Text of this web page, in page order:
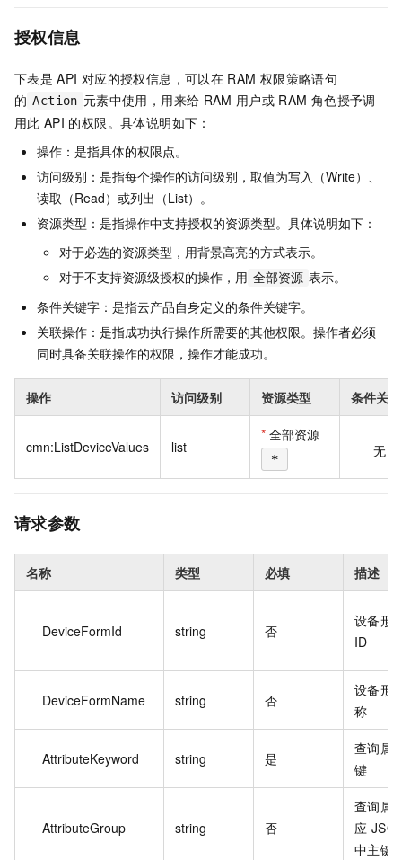
授权信息
下表是 API 对应的授权信息，可以在 RAM 权限策略语句
的 Action 元素中使用，用来给 RAM 用户或 RAM 角色授予调
用此 API 的权限。具体说明如下：
操作：是指具体的权限点。
访问级别：是指每个操作的访问级别，取值为写入（Write）、
读取（Read）或列出（List）。
资源类型：是指操作中支持授权的资源类型。具体说明如下：
对于必选的资源类型，用背景高亮的方式表示。
对于不支持资源级授权的操作，用 全部资源 表示。
条件关键字：是指云产品自身定义的条件关键字。
关联操作：是指成功执行操作所需要的其他权限。操作者必须
同时具备关联操作的权限，操作才能成功。
操作 访问级别 资源类型 条件关
cmn:ListDeviceValues list
* 全部资源
* 无
请求参数
名称 类型 必填 描述
DeviceFormId string 否
设备形
ID
DeviceFormName string 否
设备形
称
AttributeKeyword string 是
查询属
键
AttributeGroup string 否
查询属
应
中主键